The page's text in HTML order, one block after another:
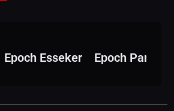
Epoch Esseker Epoch